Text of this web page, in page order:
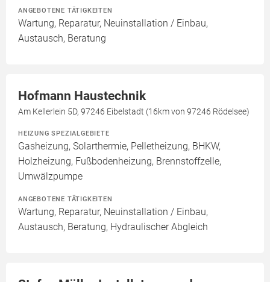
ANGEBOTENE TÄTIGKEITEN
Wartung, Reparatur, Neuinstallation / Einbau,
Austausch, Beratung
Hofmann Haustechnik
Am Kellerlein 5D, 97246 Eibelstadt (16km von 97246 Rödelsee)
HEIZUNG SPEZIALGEBIETE
Gasheizung, Solarthermie, Pelletheizung, BHKW,
Holzheizung, Fußbodenheizung, Brennstoffzelle,
Umwälzpumpe
ANGEBOTENE TÄTIGKEITEN
Wartung, Reparatur, Neuinstallation / Einbau,
Austausch, Beratung, Hydraulischer Abgleich